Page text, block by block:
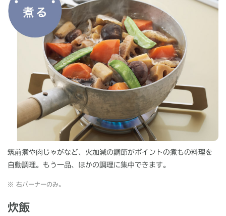
筑前煮や肉じゃがなど、火加減の調節がポイントの煮もの料理を
自動調理。もう一品、ほかの調理に集中できます。
※ 右バーナーのみ。
炊飯